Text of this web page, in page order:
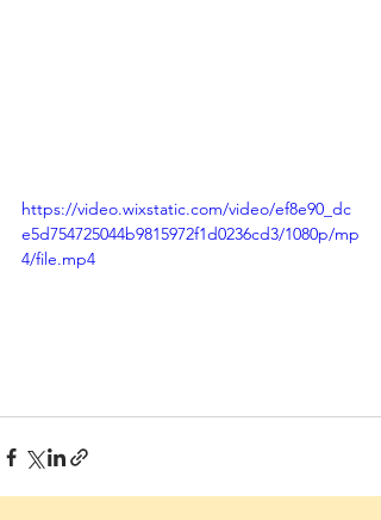
https://video.wixstatic.com/video/ef8e90_dc
e5d754725044b9815972f1d0236cd3/1080p/mp
4/file.mp4